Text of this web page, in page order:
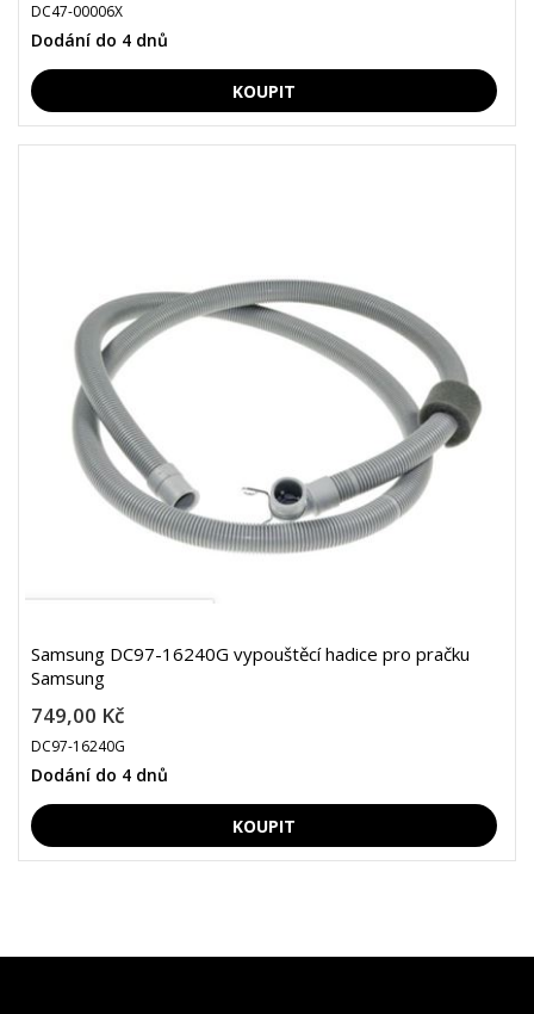
DC47-00006X
Dodání do 4 dnů
Samsung DC97-16240G vypouštěcí hadice pro pračku
Samsung
749,00 Kč
DC97-16240G
Dodání do 4 dnů